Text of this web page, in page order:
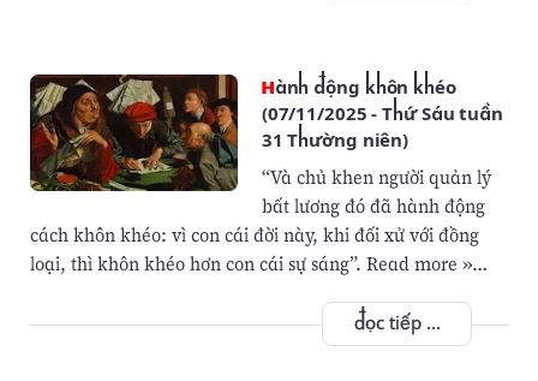
Hành động khôn khéo
(07/11/2025 - Thứ Sáu tuần
31 Thường niên)
“Và chủ khen người quản lý
bất lương đó đã hành động
cách khôn khéo: vì con cái đời này, khi đối xử với đồng
loại, thì khôn khéo hơn con cái sự sáng”. Read more »…
đọc tiếp ...